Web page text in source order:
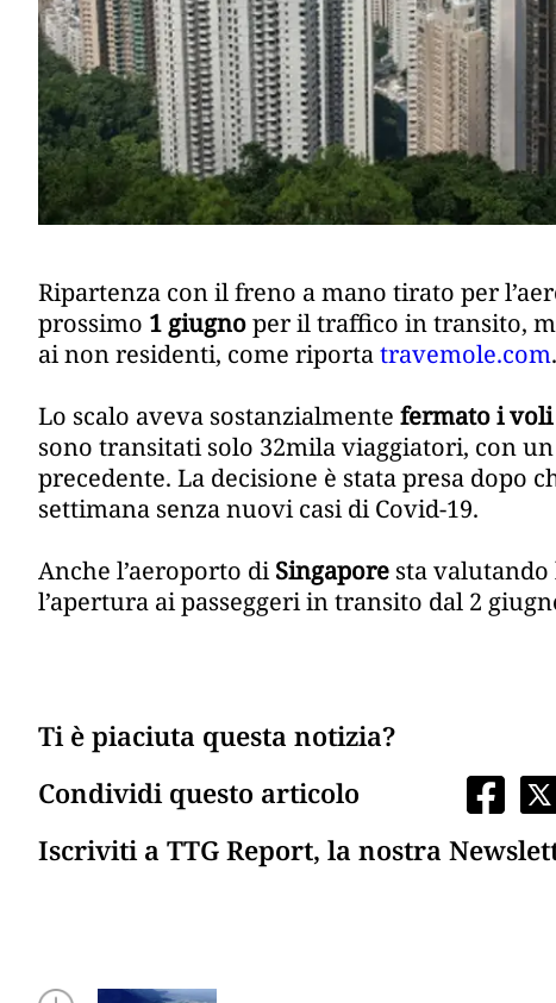
Ripartenza con il freno a mano tirato per
prossimo 1 giugnoper il traffico in transito,
ai non residenti, come riportatravemole.com.
Lo scalo aveva sostanzialmente fermato i voli
sono transitati solo 32mila viaggiatori, con
precedente. La decisione è stata presa dopo
settimana senza nuovi casi di Covid-19.
Anche l’aeroporto diSingapore sta
l’apertura ai passeggeri in transito dal 2
Ti è piaciuta questa notizia?
Condividi questo articolo
Iscriviti a TTG Report, la nostra